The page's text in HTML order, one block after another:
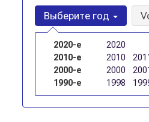
Выберите год
2020-е
2020
2010-е
2010
2000-е
2000
1990-е
1998